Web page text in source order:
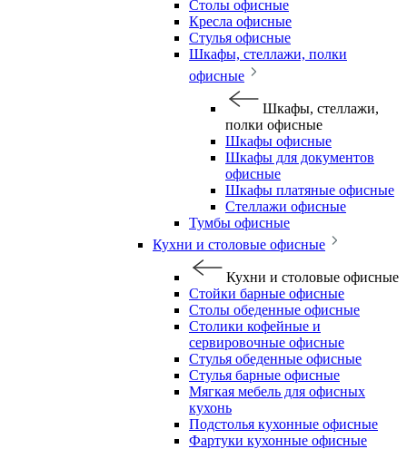
Столы офисные
Кресла офисные
Стулья офисные
Шкафы, стеллажи, полки
офисные
Шкафы, стеллажи,
полки офисные
Шкафы офисные
Шкафы для документов
офисные
Шкафы платяные офисные
Стеллажи офисные
Тумбы офисные
Кухни и столовые офисные
Кухни и столовые офисные
Стойки барные офисные
Столы обеденные офисные
Столики кофейные и
сервировочные офисные
Стулья обеденные офисные
Стулья барные офисные
Мягкая мебель для офисных
кухонь
Подстолья кухонные офисные
Фартуки кухонные офисные